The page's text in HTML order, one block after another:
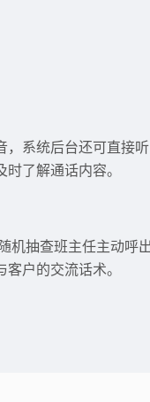
，系统后台还可直接
了解通话内容。
机抽查班主任主动呼
户的交流话术。